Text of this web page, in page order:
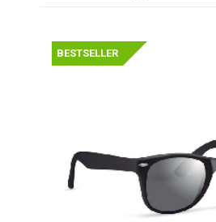
BESTSELLER